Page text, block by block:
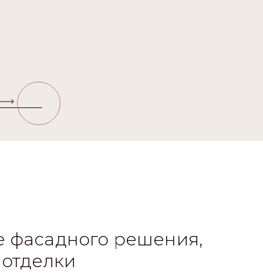
фасадного решения,